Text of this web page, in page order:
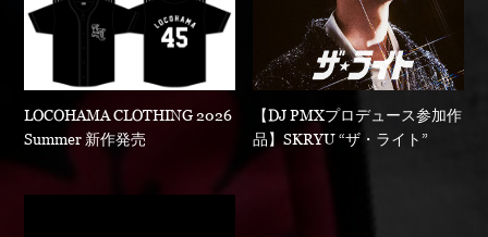
LOCOHAMA CLOTHING 2026
Summer 新作発売
【DJ PMXプロデュース参加作
品】SKRYU “ザ・ライト”